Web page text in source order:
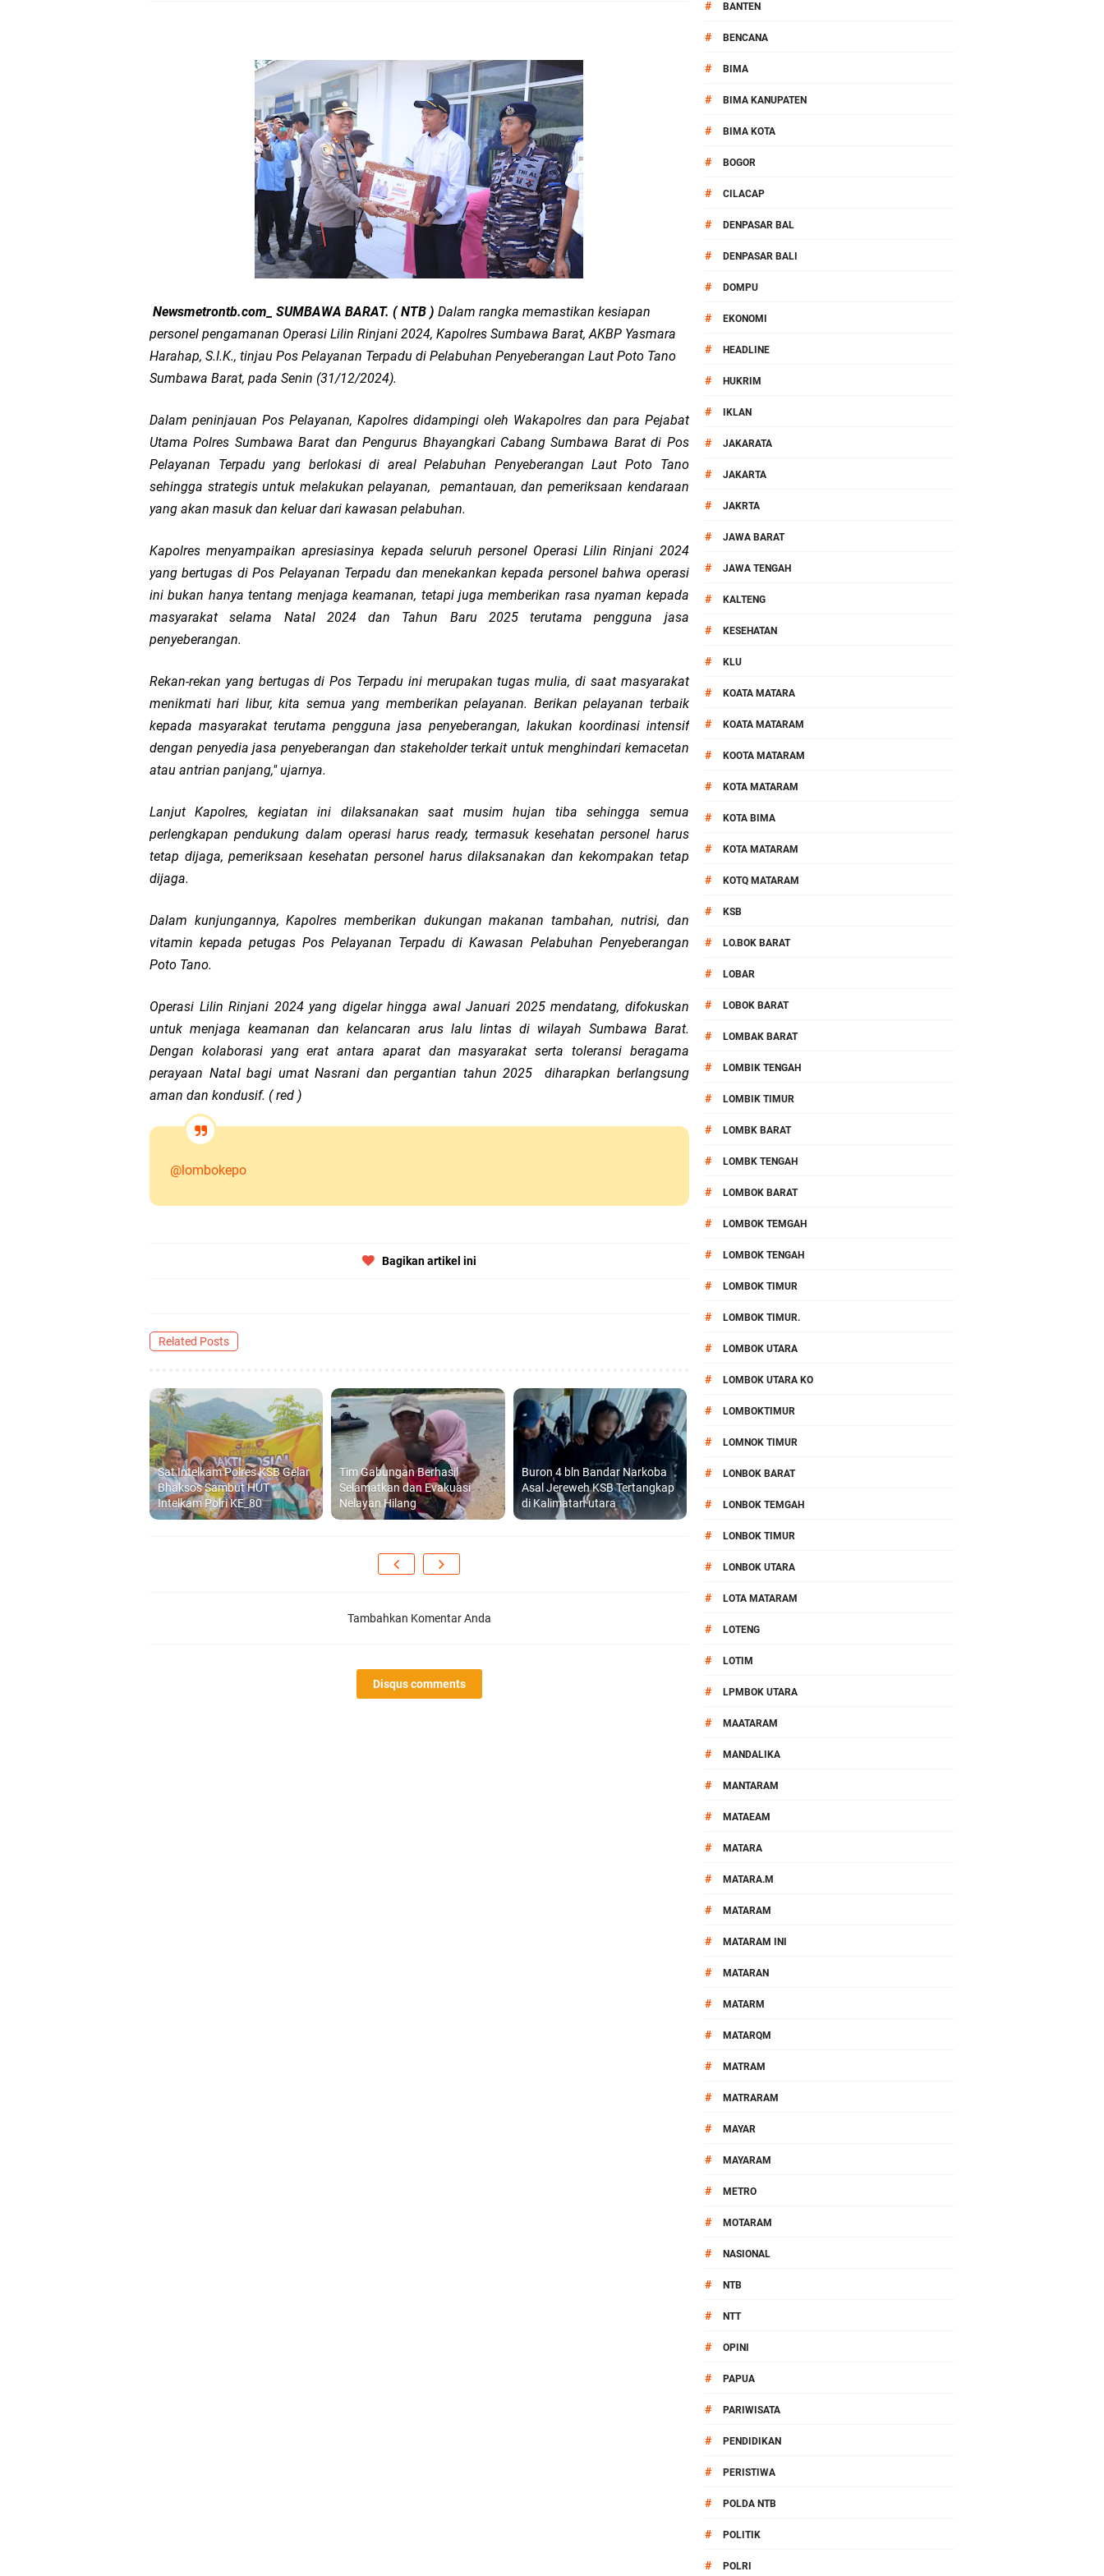
Sosialisasi Pilkades Serentak 2026 Digelar, Polsek Narmada Siap Jaga Kondusivitas
Kapolsek Lingsar Tindaklanjuti Arahan Ditbinmas, Intensifkan fungsi Polmas
Sambut HUT RI ke-81, Polsek Selaparang Bagikan Bendera Merah Putih kepada Warga
Dua Residivis Curanmor Dibekuk Polisi, Motor Curian Dijual ke Lombok Tengah
LPA Mataram. Apresiasi Polisi Berhasil Ungkap Kasus Kematian Mahasiswi NDR
Kapolda NTB Matangkan Pengamanan MotoGP 2026
Kapolda NTB Sambut Kontingen Peraih Juara III Badminton Kapolri Cup 2026
Polda NTB Perkuat Upaya Cegah Gangguan Kamtibmas Lewat Patroli
Polsek Sandubaya Kawal Prosesi Ngaben di Cilinaya
Kapolsek Lingsar Apresiasi Relawan Evakuasi Wisatawan Berikan HT
Semarak HUT RI ke-81, Polsek Mataram Bagikan Bendera Merah Putih
Sat Lantas Polresta Mataram Petakan Titik Black Spot, Antisipasi Kecelakaan
Polda NTB Sabet Juara III Bulutangkis Kapolri Cup 2026
Jelang HUT RI Ke_81 LPKA Lombok Tengah Gelar Apel Pembukaan PORSENAP
Newsmetrontb.com_ SUMBAWA BARAT. ( NTB ) Dalam rangka memastikan kesiapan
personel pengamanan Operasi Lilin Rinjani 2024, Kapolres Sumbawa Barat, AKBP Yasmara
Harahap, S.I.K., tinjau Pos Pelayanan Terpadu di Pelabuhan Penyeberangan Laut Poto Tano
Sumbawa Barat, pada Senin (31/12/2024).
Dalam peninjauan Pos Pelayanan, Kapolres didampingi oleh Wakapolres dan para Pejabat
Utama Polres Sumbawa Barat dan Pengurus Bhayangkari Cabang Sumbawa Barat di Pos
Pelayanan Terpadu yang berlokasi di areal Pelabuhan Penyeberangan Laut Poto Tano
sehingga strategis untuk melakukan pelayanan, pemantauan, dan pemeriksaan kendaraan
yang akan masuk dan keluar dari kawasan pelabuhan.
Kapolres menyampaikan apresiasinya kepada seluruh personel Operasi Lilin Rinjani 2024
yang bertugas di Pos Pelayanan Terpadu dan menekankan kepada personel bahwa operasi
ini bukan hanya tentang menjaga keamanan, tetapi juga memberikan rasa nyaman kepada
masyarakat selama Natal 2024 dan Tahun Baru 2025 terutama pengguna jasa
penyeberangan.
Rekan-rekan yang bertugas di Pos Terpadu ini merupakan tugas mulia, di saat masyarakat
menikmati hari libur, kita semua yang memberikan pelayanan. Berikan pelayanan terbaik
kepada masyarakat terutama pengguna jasa penyeberangan, lakukan koordinasi intensif
dengan penyedia jasa penyeberangan dan stakeholder terkait untuk menghindari kemacetan
atau antrian panjang," ujarnya.
Lanjut Kapolres, kegiatan ini dilaksanakan saat musim hujan tiba sehingga semua
perlengkapan pendukung dalam operasi harus ready, termasuk kesehatan personel harus
tetap dijaga, pemeriksaan kesehatan personel harus dilaksanakan dan kekompakan tetap
dijaga.
Dalam kunjungannya, Kapolres memberikan dukungan makanan tambahan, nutrisi, dan
vitamin kepada petugas Pos Pelayanan Terpadu di Kawasan Pelabuhan Penyeberangan
Poto Tano.
Operasi Lilin Rinjani 2024 yang digelar hingga awal Januari 2025 mendatang, difokuskan
untuk menjaga keamanan dan kelancaran arus lalu lintas di wilayah Sumbawa Barat.
Dengan kolaborasi yang erat antara aparat dan masyarakat serta toleransi beragama
perayaan Natal bagi umat Nasrani dan pergantian tahun 2025 diharapkan berlangsung
aman dan kondusif. ( red )
@lombokepo
Bagikan artikel ini
Related Posts
Sat Intelkam Polres KSB Gelar
Bhaksos Sambut HUT
Intelkam Polri KE_80
Tim Gabungan Berhasil
Selamatkan dan Evakuasi
Nelayan Hilang
Buron 4 bln Bandar Narkoba
Asal Jereweh KSB Tertangkap
di Kalimatan utara
Tambahkan Komentar Anda
Disqus comments
# BANTEN
# BENCANA
# BIMA
# BIMA KANUPATEN
# BIMA KOTA
# BOGOR
# CILACAP
# DENPASAR BAL
# DENPASAR BALI
# DOMPU
# EKONOMI
# HEADLINE
# HUKRIM
# IKLAN
# JAKARATA
# JAKARTA
# JAKRTA
# JAWA BARAT
# JAWA TENGAH
# KALTENG
# KESEHATAN
# KLU
# KOATA MATARA
# KOATA MATARAM
# KOOTA MATARAM
# KOTA MATARAM
# KOTA BIMA
# KOTA MATARAM
# KOTQ MATARAM
# KSB
# LO.BOK BARAT
# LOBAR
# LOBOK BARAT
# LOMBAK BARAT
# LOMBIK TENGAH
# LOMBIK TIMUR
# LOMBK BARAT
# LOMBK TENGAH
# LOMBOK BARAT
# LOMBOK TEMGAH
# LOMBOK TENGAH
# LOMBOK TIMUR
# LOMBOK TIMUR.
# LOMBOK UTARA
# LOMBOK UTARA KO
# LOMBOKTIMUR
# LOMNOK TIMUR
# LONBOK BARAT
# LONBOK TEMGAH
# LONBOK TIMUR
# LONBOK UTARA
# LOTA MATARAM
# LOTENG
# LOTIM
# LPMBOK UTARA
# MAATARAM
# MANDALIKA
# MANTARAM
# MATAEAM
# MATARA
# MATARA.M
# MATARAM
# MATARAM INI
# MATARAN
# MATARM
# MATARQM
# MATRAM
# MATRARAM
# MAYAR
# MAYARAM
# METRO
# MOTARAM
# NASIONAL
# NTB
# NTT
# OPINI
# PAPUA
# PARIWISATA
# PENDIDIKAN
# PERISTIWA
# POLDA NTB
# POLITIK
# POLRI